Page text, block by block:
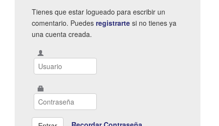
Tienes que estar logueado para escribir un
comentario. Puedes registrarte si no tienes ya
una cuenta creada.